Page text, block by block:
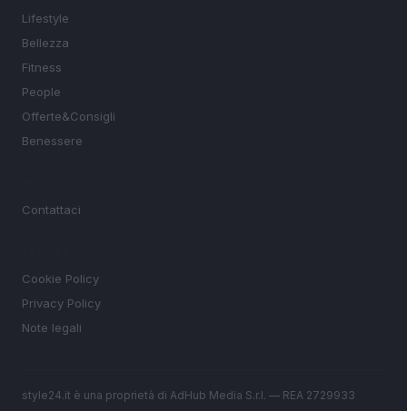
Lifestyle
Bellezza
Fitness
People
Offerte&Consigli
Benessere
Contattaci
Cookie Policy
Privacy Policy
Note legali
style24.it è una proprietà di AdHub Media S.r.l. — REA 2729933